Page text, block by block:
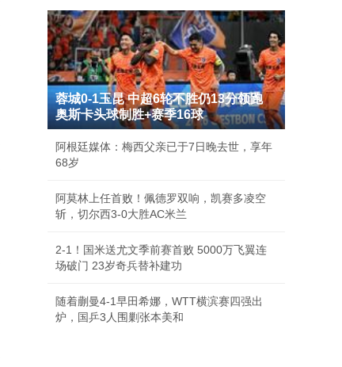
蓉城0-1玉昆 中超6轮不胜仍13分领跑
奥斯卡头球制胜+赛季16球
阿根廷媒体：梅西父亲已于7日晚去世，享年
68岁
阿莫林上任首败！佩德罗双响，凯赛多凌空
斩，切尔西3-0大胜AC米兰
2-1！国米送尤文季前赛首败 5000万飞翼连
场破门 23岁奇兵替补建功
随着蒯曼4-1早田希娜，WTT横滨赛四强出
炉，国乒3人围剿张本美和